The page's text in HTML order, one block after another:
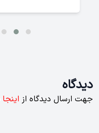
دیدگاه
جهت ارسال دیدگاه از اینجا